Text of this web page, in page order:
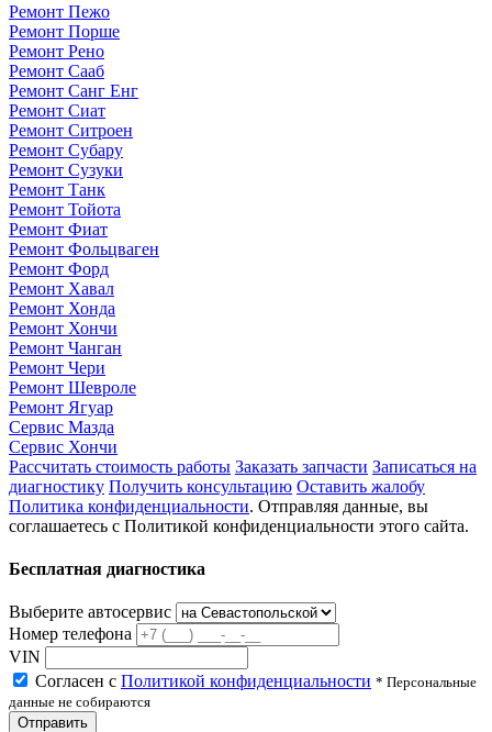
Ремонт Пежо
Ремонт Порше
Ремонт Рено
Ремонт Сааб
Ремонт Санг Енг
Ремонт Сиат
Ремонт Ситроен
Ремонт Субару
Ремонт Сузуки
Ремонт Танк
Ремонт Тойота
Ремонт Фиат
Ремонт Фольцваген
Ремонт Форд
Ремонт Хавал
Ремонт Хонда
Ремонт Хончи
Ремонт Чанган
Ремонт Чери
Ремонт Шевроле
Ремонт Ягуар
Сервис Мазда
Сервис Хончи
Рассчитать стоимость работы Заказать запчасти Записаться на
диагностику Получить консультацию Оставить жалобу
Политика конфиденциальности. Отправляя данные, вы
соглашаетесь с Политикой конфиденциальности этого сайта.
Бесплатная диагностика
Выберите автосервис
Номер телефона
VIN
Согласен с Политикой конфиденциальности * Персональные
данные не собираются
Отправить